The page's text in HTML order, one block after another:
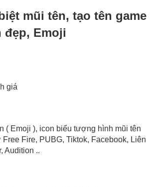
mũi tên, tạo tên game
đẹp, Emoji
giá
( Emoji ), icon biểu tượng hình mũi tên
Fire, PUBG, Tiktok, Facebook, Liên
Audition ..